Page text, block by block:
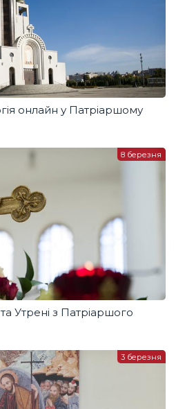
онлайн у Патріаршому
Утрені з Патріаршого
8 березня
3 березня